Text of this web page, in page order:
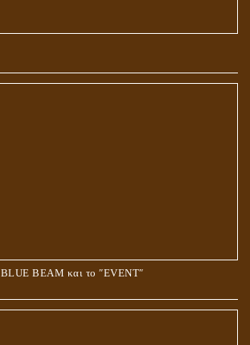
BEAM και το ʺEVENTʺ
ΝΕΚΡΩΝ?
ΣΤΗ ΓΕΝΕΣΗ